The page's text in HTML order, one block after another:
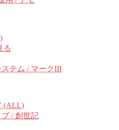
る
テム / マークIII
(ALL)
ブ / 創世記